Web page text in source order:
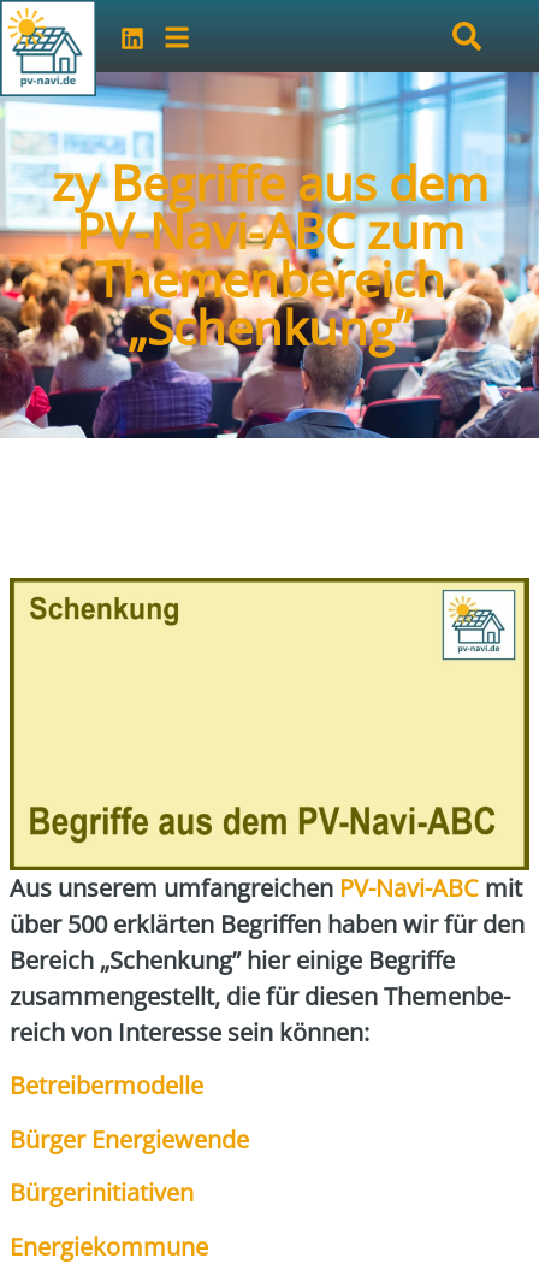
zy Begriffe aus dem
PV-Navi-ABC zum
Themenbereich
„Schenkung”
Aus unse­rem umfang­rei­chen PV-Navi-ABC mit
über 500 erklär­ten Begrif­fen haben wir für den
Bereich „Schen­kung” hier eini­ge Begrif­fe
zusam­men­ge­stellt, die für die­sen The­men­be­
reich von Inter­es­se sein kön­nen:
Betrei­ber­mo­del­le
Bür­ger Ener­gie­wen­de
Bür­ger­initia­ti­ven
Ener­gie­kom­mu­ne